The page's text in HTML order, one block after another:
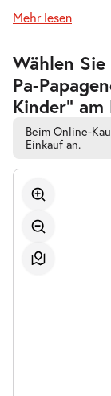
Sa.
Mehr lesen
Wählen
Pa-
Kinder”
Beim Online-
Einkauf an.
Zur
barrierefreien
automatischen
Bestplatzwahl